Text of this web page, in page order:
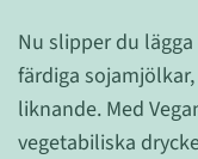
Nu slipper du
färdiga
liknande. Med
vegetabiliska